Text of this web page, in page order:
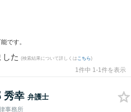
です。
した (検索結果について詳しくは こちら)
1件中 1-1件を表示
秀幸 弁護士
事務所